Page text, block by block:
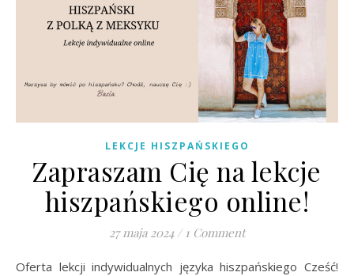
LEKCJE HISZPAŃSKIEGO
Zapraszam Cię na lekcje
hiszpańskiego online!
27 maja 2024 / 1 Comment
Oferta lekcji indywidualnych języka hiszpańskiego Cześć!